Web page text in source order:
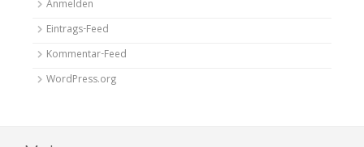
Anmelden
Eintrags-Feed
Kommentar-Feed
WordPress.org